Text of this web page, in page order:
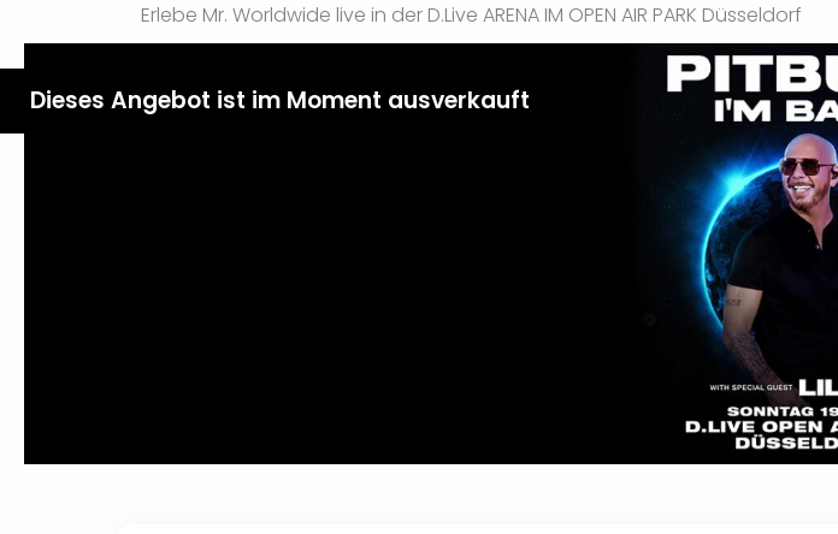
Erlebe Mr. Worldwide live in der D.Live ARENA IM OPEN AIR PARK Düsseldorf
Dieses Angebot ist im Moment ausverkauft